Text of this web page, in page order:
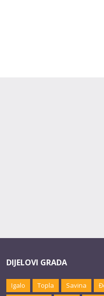
DIJELOVI GRADA
Igalo Topla Savina